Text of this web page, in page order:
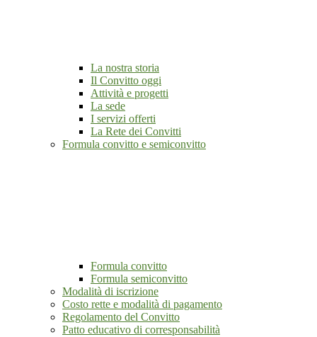
La nostra storia
Il Convitto oggi
Attività e progetti
La sede
I servizi offerti
La Rete dei Convitti
Formula convitto e semiconvitto
Formula convitto
Formula semiconvitto
Modalità di iscrizione
Costo rette e modalità di pagamento
Regolamento del Convitto
Patto educativo di corresponsabilità